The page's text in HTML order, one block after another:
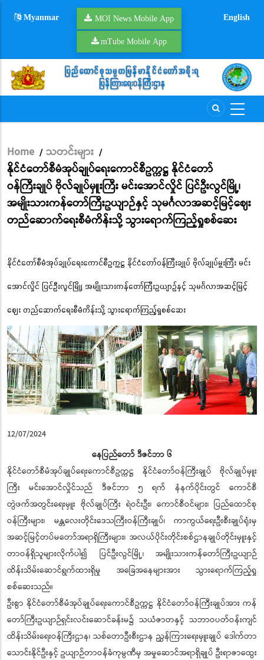
Myanmar MOI News Mobile App
mTube Mobile App
English
Breadcrumb
Home / သတင်းများ /
နိုင်ငံတော်စီမံအုပ်ချုပ်ရေးကောင်စီဥက္ကဋ္ဌ နိုင်ငံတော်
ဝန်ကြီးချုပ် ဗိုလ်ချုပ်မှူးကြီး မင်းအောင်လှိုင် ပြင်ဦးလွင်မြို့၊
အမျိုးသားကန်တော်ကြီးဥယျာဉ်နှင့် သုမင်္ဂလာအဆင့်မြင့်ဈေး
တည်ဆောက်ရေးစီမံကိန်းသို့ သွားရောက်ကြည့်ရှုစစ်ဆေး
နိုင်ငံတော်စီမံအုပ်ချုပ်ရေးကောင်စီဥက္ကဋ္ဌ နိုင်ငံတော်ဝန်ကြီးချုပ် ဗိုလ်ချုပ်မှူးကြီး မင်း
အောင်လှိုင် ပြင်ဦးလွင်မြို့၊ အမျိုးသားကန်တော်ကြီးဥယျာဉ်နှင့် သုမင်္ဂလာအဆင့်မြင့်
ဈေး တည်ဆောက်ရေးစီမံကိန်းသို့ သွားရောက်ကြည့်ရှုစစ်ဆေး
12/07/2024
နေပြည်တော် ဒီဇင်ဘာ ၆
နိုင်ငံတော်စီမံအုပ်ချုပ်ရေးကောင်စီဥက္ကဋ္ဌ နိုင်ငံတော်ဝန်ကြီးချုပ် ဗိုလ်ချုပ်မှူး
ကြီး မင်းအောင်လှိုင်သည် ဒီဇင်ဘာ ၅ ရက် နံနက်ပိုင်းတွင် ကောင်စီ
တွဲဖက်အတွင်းရေးမှူး ဗိုလ်ချုပ်ကြီး ရဲဝင်းဦး၊ ကောင်စီဝင်များ၊ ပြည်ထောင်စု
ဝန်ကြီးများ၊ မန္တလေးတိုင်းဒေသကြီးဝန်ကြီးချုပ်၊ ကာကွယ်ရေးဦးစီးချုပ်ရုံးမှ
အဆင့်မြင့်တပ်မတော်အရာရှိကြီးများ၊ အလယ်ပိုင်းတိုင်းစစ်ဌာနချုပ်တိုင်းမှူးနှင့်
တာဝန်ရှိသူများလိုက်ပါ၍ ပြင်ဦးလွင်မြို့၊ အမျိုးသားကန်တော်ကြီးဥယျာဉ်
ထိန်းသိမ်းဆောင်ရွက်ထားရှိမှု အခြေအနေများအား သွားရောက်ကြည့်ရှု
စစ်ဆေးသည်။
ဦးစွာ နိုင်ငံတော်စီမံအုပ်ချုပ်ရေးကောင်စီဥက္ကဋ္ဌ နိုင်ငံတော်ဝန်ကြီးချုပ်အား ကန်
တော်ကြီးဥယျာဉ်ရှင်းလင်းဆောင်ခန်းမ၌ သယံဇာတနှင့် သဘာဝပတ်ဝန်းကျင်
ထိန်းသိမ်းရေးဝန်ကြီးဌာန၊ သစ်တောဦးစီးဌာန ညွှန်ကြားရေးမှူးချုပ် ဒေါက်တာ
သောင်းနိုင်ဦးနှင့် ဥယျာဉ်တာဝန်ခံကုမ္ပဏီမှ အမှုဆောင်အရာရှိချုပ် ဦးရာဇာထွေး